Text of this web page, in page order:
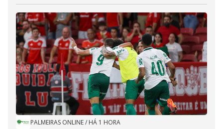
PALMEIRAS ONLINE/ HÁ 1 HORA